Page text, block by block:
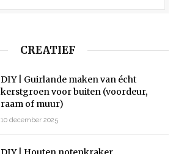
CREATIEF
DIY | Guirlande maken van écht
kerstgroen voor buiten (voordeur,
raam of muur)
10 december 2025